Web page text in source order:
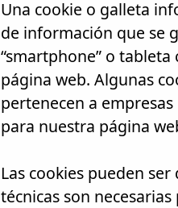
Una cookie o galleta
de información que se
“smartphone” o
página web. Algunas
pertenecen a
para nuestra página
Las cookies pueden
técnicas son